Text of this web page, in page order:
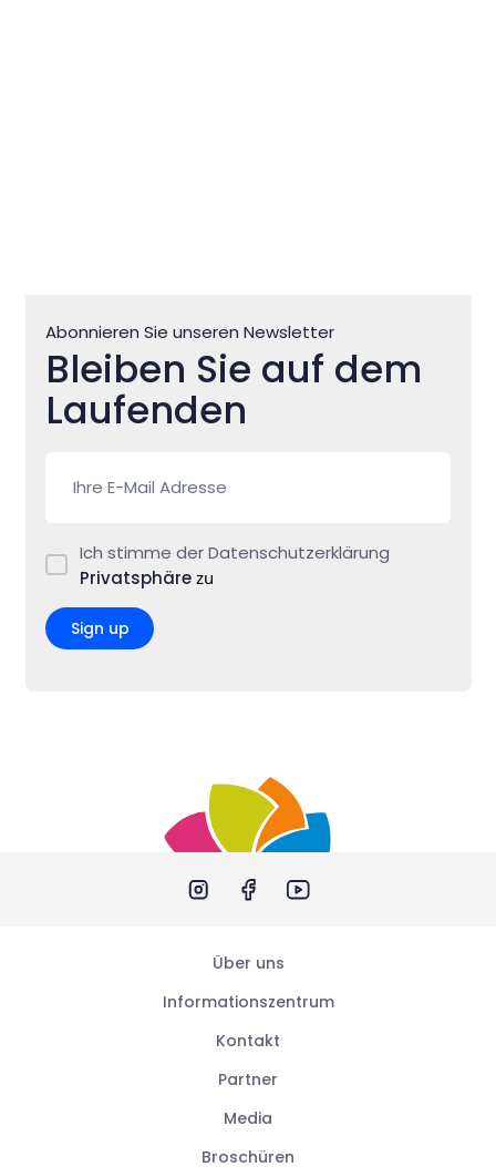
Abonnieren Sie unseren Newsletter
Bleiben Sie auf dem
Laufenden
Ich stimme der Datenschutzerklärung
Privatsphäre zu
Sign up
Über uns
Informationszentrum
Kontakt
Partner
Media
Broschüren